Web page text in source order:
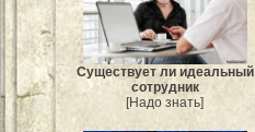
Существует ли идеальный
сотрудник
[Надо знать]